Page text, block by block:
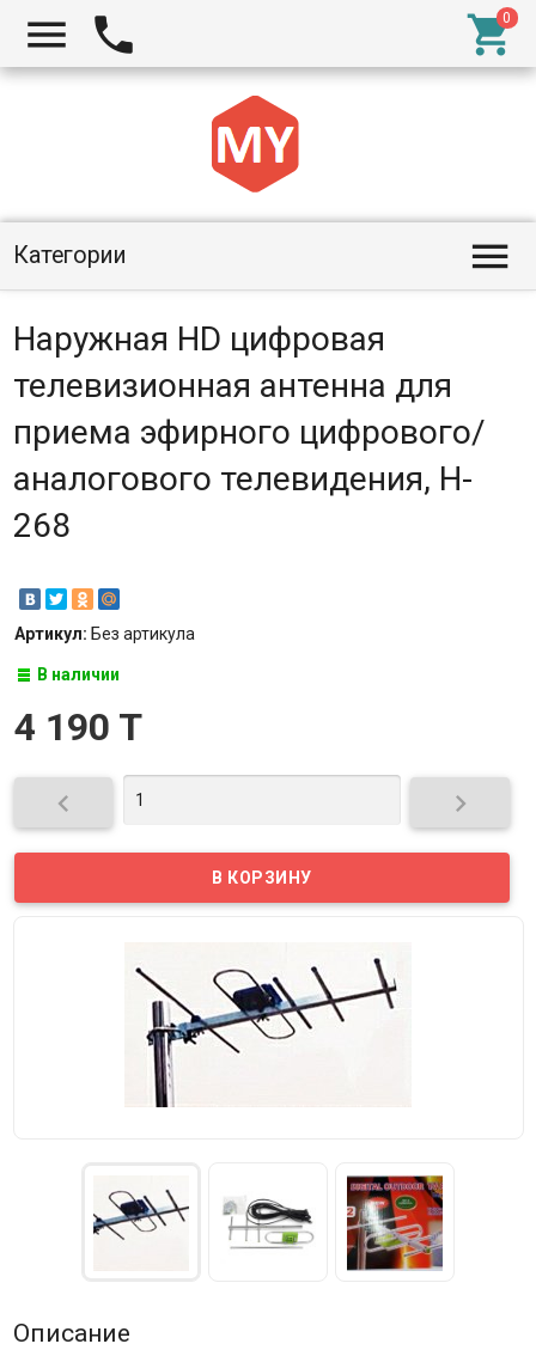
  
Категории 
Наружная HD цифровая
телевизионная антенна для
приема эфирного цифрового/
аналогового телевидения, H-
268
Артикул: Без артикула
В наличии
4 190 T
 
Описание